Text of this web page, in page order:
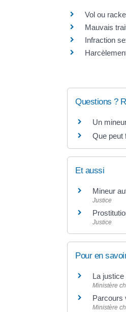
Vol ou
Mauvais
Infraction
Questions ?
Un
Que peut
Et aussi
Mineur
Justice
Justice
Pour en
La
Ministère
Parcours
Ministère